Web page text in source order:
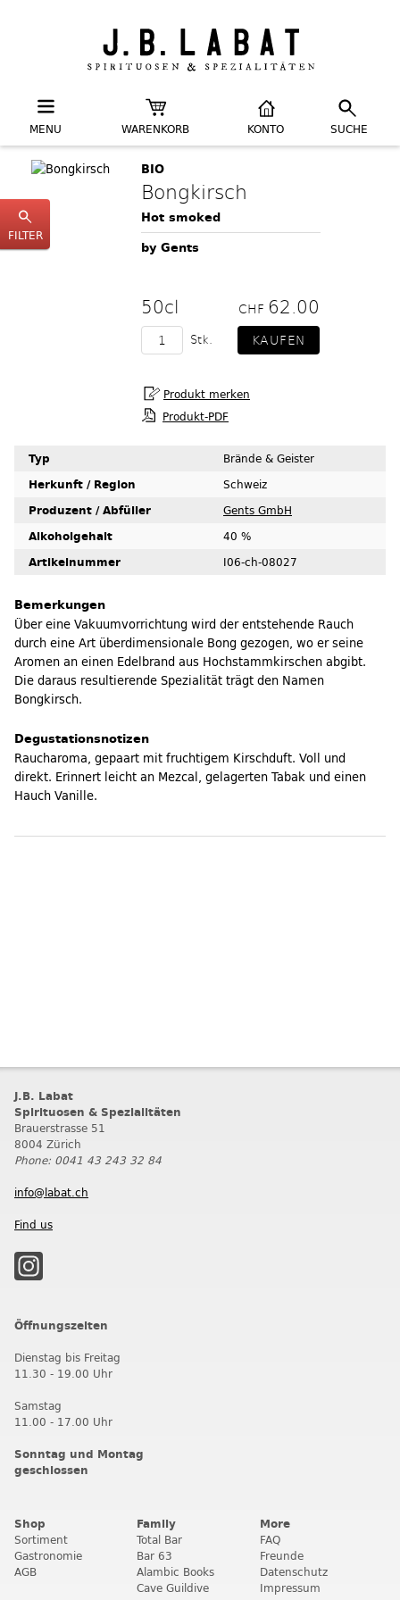
MENU WARENKORB KONTO SUCHE
FILTER
BIO
Bongkirsch
Hot smoked
by Gents
50cl CHF 62.00
Stk.
Produkt-PDF
Typ
Brände & Geister
Herkunft / Region
Schweiz
Produzent / Abfüller
Gents GmbH
Alkoholgehalt
40 %
Artikelnummer
I06-ch-08027
Bemerkungen
Über eine Vakuumvorrichtung wird der entstehende Rauch
durch eine Art überdimensionale Bong gezogen, wo er seine
Aromen an einen Edelbrand aus Hochstammkirschen abgibt.
Die daraus resultierende Spezialität trägt den Namen
Bongkirsch.
Degustationsnotizen
Raucharoma, gepaart mit fruchtigem Kirschduft. Voll und
direkt. Erinnert leicht an Mezcal, gelagerten Tabak und einen
Hauch Vanille.
J.B. Labat
Spirituosen & Spezialitäten
Brauerstrasse 51
8004 Zürich
Phone: 0041 43 243 32 84
info@labat.ch
Find us
Öffnungszeiten
Dienstag bis Freitag
11.30 - 19.00 Uhr
Samstag
11.00 - 17.00 Uhr
Sonntag und Montag
geschlossen
Shop
Sortiment
Gastronomie
AGB
Family
Total Bar
Bar 63
Alambic Books
Cave Guildive
More
FAQ
Freunde
Datenschutz
Impressum